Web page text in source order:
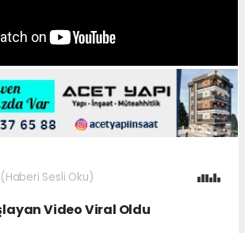
(Haberi Sesli Oku)
Video Viral Oldu